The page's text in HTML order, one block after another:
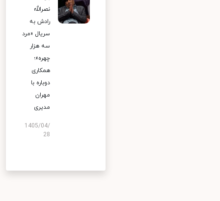
نصرالله
رادش به
سریال «مرد
سه هزار
چهره»؛
همکاری
دوباره با
مهران
مدیری
1405/04/
28